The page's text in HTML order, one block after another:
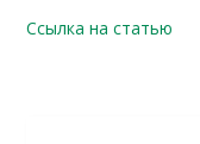
Ссылка на статью